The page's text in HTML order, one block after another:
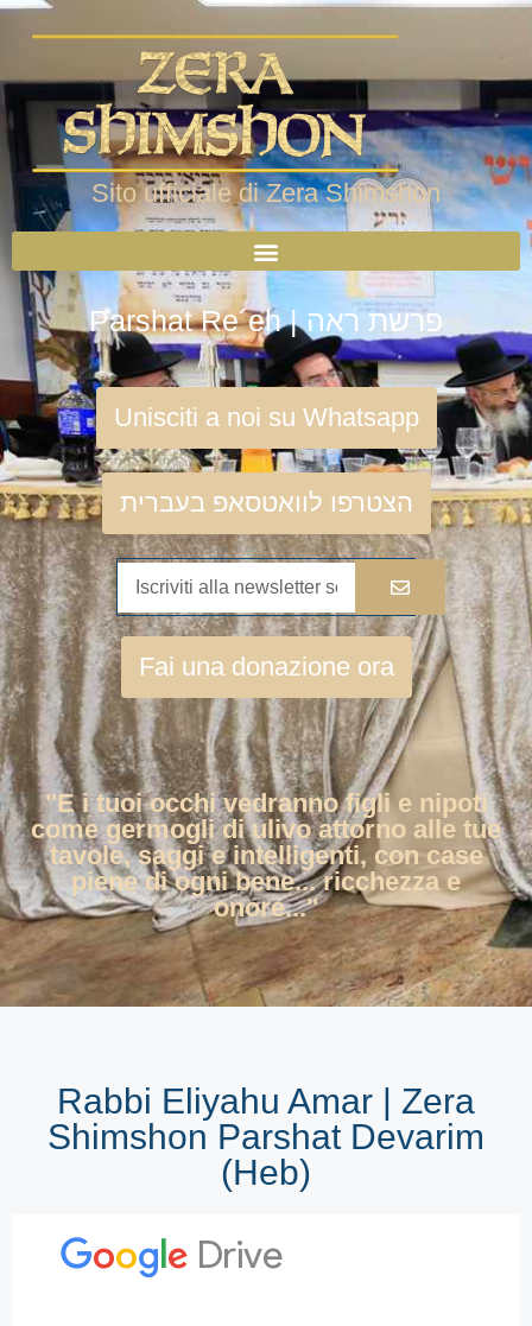
Sito ufficiale di Zera Shimshon
Parshat Re´eh | פרשת ראה
Unisciti a noi su Whatsapp
הצטרפו לוואטסאפ בעברית
Fai una donazione ora
"E i tuoi occhi vedranno figli e nipoti
come germogli di ulivo attorno alle tue
tavole, saggi e intelligenti, con case
piene di ogni bene... ricchezza e
onore..."
Rabbi Eliyahu Amar | Zera
Shimshon Parshat Devarim
(Heb)